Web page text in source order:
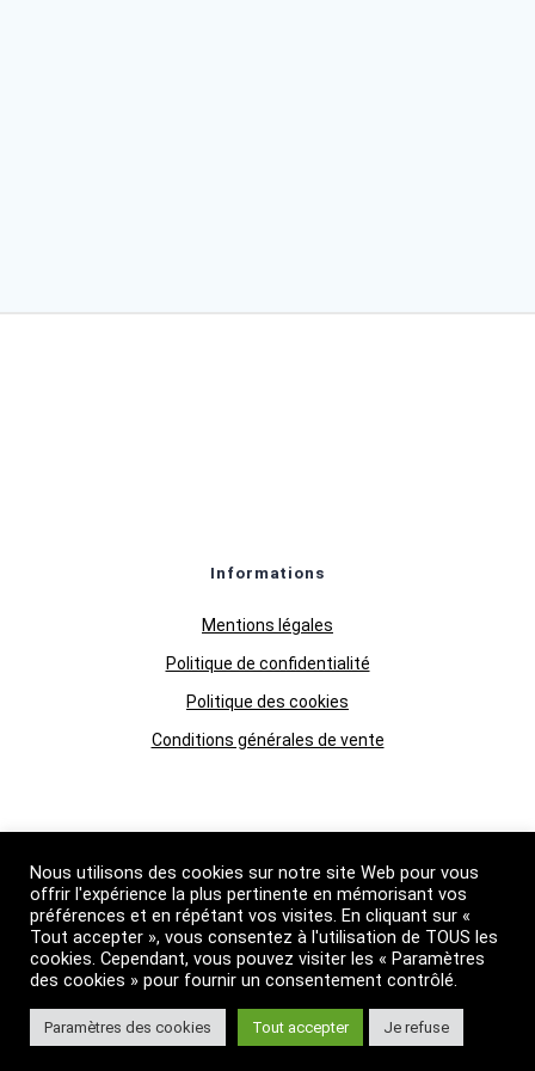
Informations
Mentions légales
Politique de confidentialité
Politique des cookies
Conditions générales de vente
Boutique
Grossiste huiles essentielles
Suivez nous
Nous utilisons des cookies sur notre site Web pour vous
offrir l'expérience la plus pertinente en mémorisant vos
préférences et en répétant vos visites. En cliquant sur «
Tout accepter », vous consentez à l'utilisation de TOUS les
cookies. Cependant, vous pouvez visiter les « Paramètres
des cookies » pour fournir un consentement contrôlé.
Paramètres des cookies Tout accepter Je refuse